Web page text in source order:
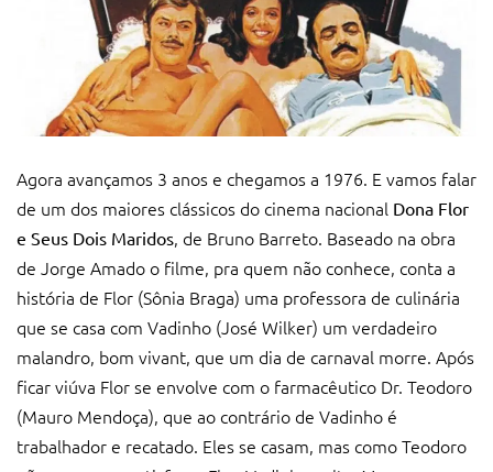
Agora avançamos 3 anos e chegamos a 1976. E vamos falar
de um dos maiores clássicos do cinema nacional Dona Flor
e Seus Dois Maridos, de Bruno Barreto. Baseado na obra
de Jorge Amado o filme, pra quem não conhece, conta a
história de Flor (Sônia Braga) uma professora de culinária
que se casa com Vadinho (José Wilker) um verdadeiro
malandro, bom vivant, que um dia de carnaval morre. Após
ficar viúva Flor se envolve com o farmacêutico Dr. Teodoro
(Mauro Mendoça), que ao contrário de Vadinho é
trabalhador e recatado. Eles se casam, mas como Teodoro